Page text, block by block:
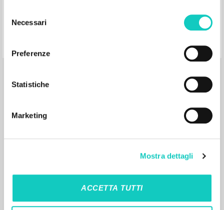
delNecessari
Preferenze
Statistiche
Marketing
Mostra dettagli
ACCETTA TUTTI
IL PROGETTO